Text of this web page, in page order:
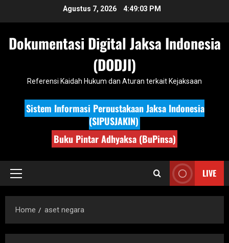
Agustus 7, 2026 4:49:03 PM
Dokumentasi Digital Jaksa Indonesia
(DODJI)
Referensi Kaidah Hukum dan Aturan terkait Kejaksaan
Sistem Informasi Perpustakaan Jaksa Indonesia
(SIPUSJAKIN)
Buku Pintar Adhyaksa (BuPinsa)
Primary
LIVE
Home aset negara